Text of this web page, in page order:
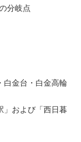
分岐点
金台・白金高輪
および「西日暮